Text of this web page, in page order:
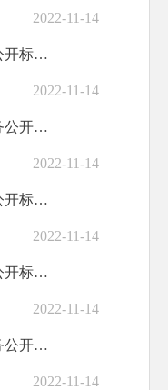
2022-11-14
临夏县尹集镇新兴村村务公开标准目录
2022-11-14
临夏县尹集镇马九川村村务公开标准目录
2022-11-14
临夏县尹集镇新发村村务公开标准目录
2022-11-14
临夏县尹集镇新寨村村务公开标准目录
2022-11-14
临夏县尹集镇老虎山村村务公开标准目录
2022-11-14